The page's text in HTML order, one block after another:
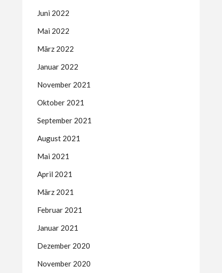
Juni 2022
Mai 2022
März 2022
Januar 2022
November 2021
Oktober 2021
September 2021
August 2021
Mai 2021
April 2021
März 2021
Februar 2021
Januar 2021
Dezember 2020
November 2020